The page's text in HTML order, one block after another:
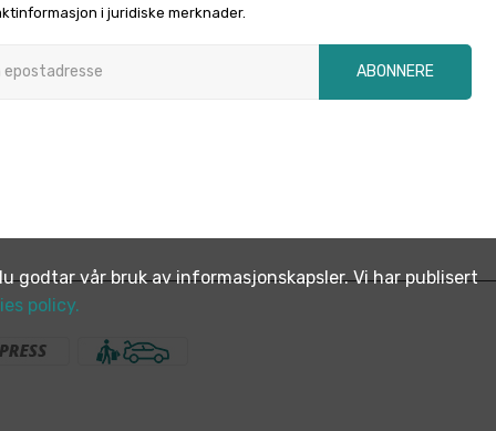
i juridiske merknader.
ABONNERE
vår bruk av informasjonskapsler. Vi har publisert
policy.